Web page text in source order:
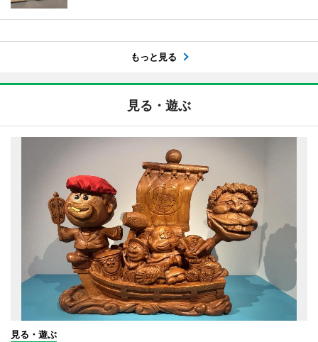
もっと見る
見る・遊ぶ
見る・遊ぶ